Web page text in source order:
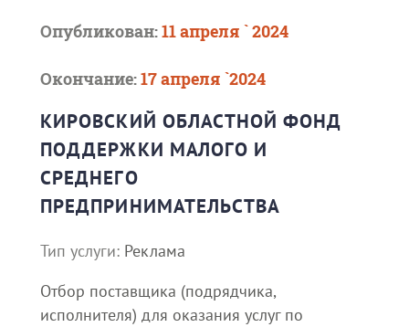
Опубликован:11 апреля ` 2024
Окончание:17 апреля `2024
КИРОВСКИЙ ОБЛАСТНОЙ ФОНД
ПОДДЕРЖКИ МАЛОГО И
СРЕДНЕГО
ПРЕДПРИНИМАТЕЛЬСТВА
Тип услуги: Реклама
Отбор поставщика (подрядчика,
исполнителя) для оказания услуг по